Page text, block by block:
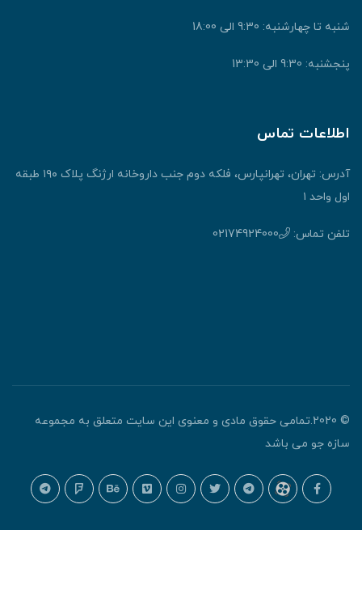
تا چهارشنبه: 9:30 الی 18:00
9:30 الی 13:30
تماس
آدرس: تهران، تهرانپارس، فلکه دوم جنب داروخانه ارژنگ پلاک ۱۹۰ طبقه
واحد ۱
تماس: 02174924000
© 2020.تمامی حقوق مادی و معنوی این سایت متعلق به مجموعه
جو می باشد